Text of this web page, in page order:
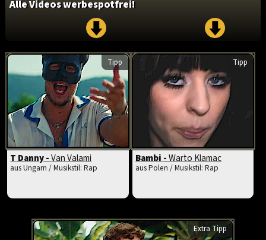
Alle Videos werbespotfrei!
Tipp
T Danny -Van Valami
aus Ungarn / Musikstil: Rap
Tipp
Bambi -Warto Klamac
aus Polen / Musikstil: Rap
Extra Tipp